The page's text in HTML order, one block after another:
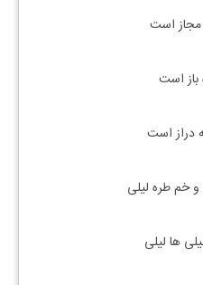
است
باز است
دراز است
خم طره لیلی
ها لیلی